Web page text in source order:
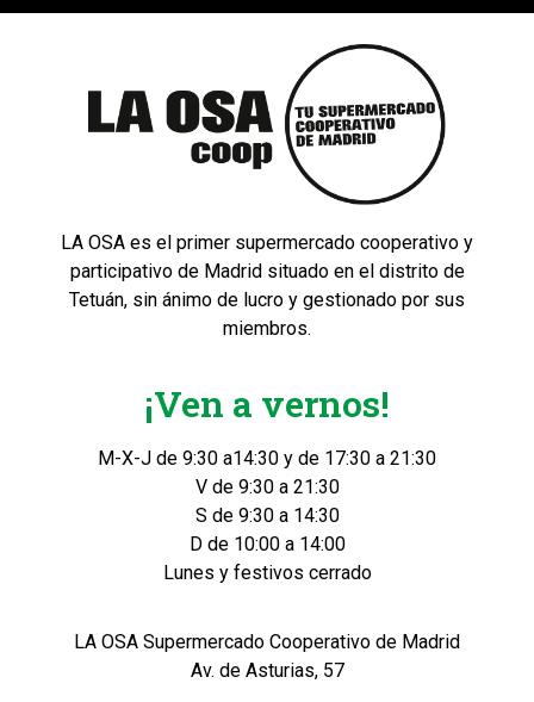
LA OSA es el primer supermercado cooperativo y
participativo de Madrid situado en el distrito de
Tetuán, sin ánimo de lucro y gestionado por sus
miembros.
¡Ven a vernos!
M-X-J de 9:30 a14:30 y de 17:30 a 21:30
V de 9:30 a 21:30
S de 9:30 a 14:30
D de 10:00 a 14:00
Lunes y festivos cerrado
LA OSA Supermercado Cooperativo de Madrid
Av. de Asturias, 57